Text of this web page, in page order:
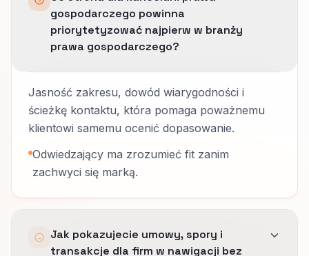
gospodarczego powinna
priorytetyzować najpierw w branży
prawa gospodarczego?
Jasność zakresu, dowód wiarygodności i
ścieżkę kontaktu, która pomaga poważnemu
klientowi samemu ocenić dopasowanie.
Odwiedzający ma zrozumieć fit zanim
zachwyci się marką.
Jak pokazujecie umowy, spory i
transakcje dla firm w nawigacji bez